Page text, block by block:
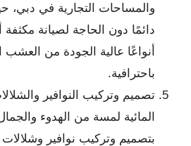
والمساحات التجارية في دبي،
دائمًا دون الحاجة لصيانة مكثفة
أنواعًا عالية الجودة من العشب
باحترافية.
تصميم وتركيب النوافير
المائية لمسة من الهدوء
بتصميم وتركيب نوافير